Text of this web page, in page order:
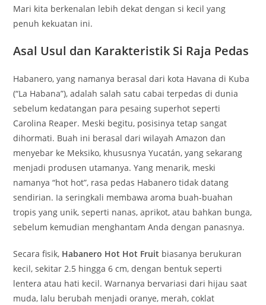
Mari kita berkenalan lebih dekat dengan si kecil yang
penuh kekuatan ini.
Asal Usul dan Karakteristik Si Raja Pedas
Habanero, yang namanya berasal dari kota Havana di Kuba
(“La Habana”), adalah salah satu cabai terpedas di dunia
sebelum kedatangan para pesaing superhot seperti
Carolina Reaper. Meski begitu, posisinya tetap sangat
dihormati. Buah ini berasal dari wilayah Amazon dan
menyebar ke Meksiko, khususnya Yucatán, yang sekarang
menjadi produsen utamanya. Yang menarik, meski
namanya “hot hot”, rasa pedas Habanero tidak datang
sendirian. Ia seringkali membawa aroma buah-buahan
tropis yang unik, seperti nanas, aprikot, atau bahkan bunga,
sebelum kemudian menghantam Anda dengan panasnya.
Secara fisik, Habanero Hot Hot Fruit biasanya berukuran
kecil, sekitar 2.5 hingga 6 cm, dengan bentuk seperti
lentera atau hati kecil. Warnanya bervariasi dari hijau saat
muda, lalu berubah menjadi oranye, merah, coklat